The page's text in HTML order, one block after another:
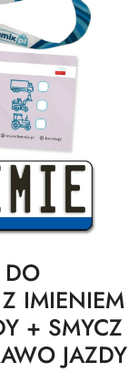
DO
IMIENIEM
+ SMYCZ
JAZDY